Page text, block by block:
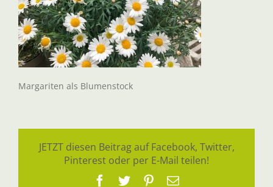
Margariten als Blumenstock
JETZT diesen Beitrag auf Facebook, Twitter,
Pinterest oder per E-Mail teilen!
Facebook
TwitterPinterest
E-